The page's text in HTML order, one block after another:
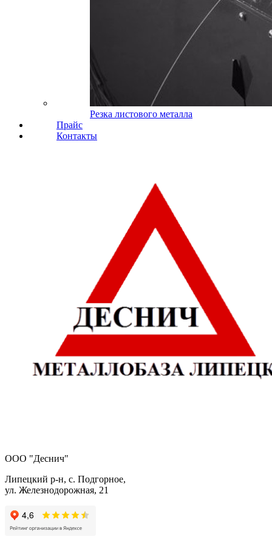
Резка листового металла
Прайс
Контакты
ООО "Деснич"
Липецкий р-н, с. Подгорное,
ул. Железнодорожная, 21